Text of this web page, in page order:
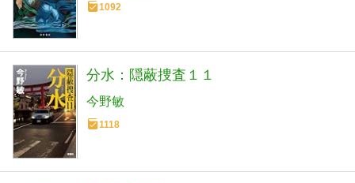
1092
分水：隠蔽捜査１１
今野敏
1118